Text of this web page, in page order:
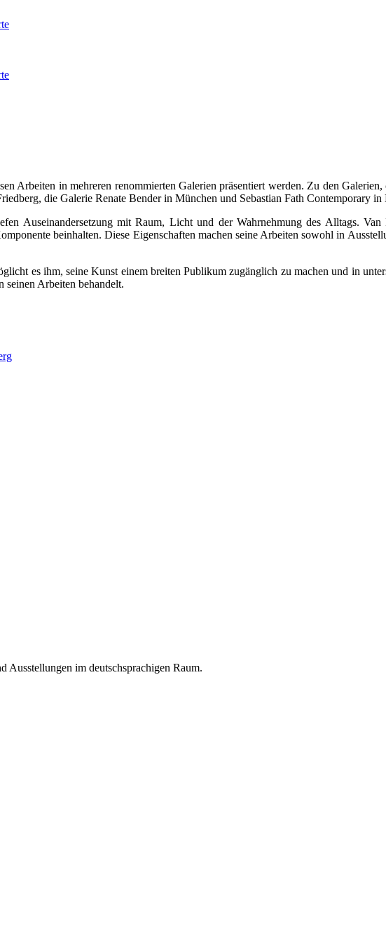
Arbeiten in mehreren renommierten Galerien präsentiert werden. Zu den
die Galerie Renate Bender in München und Sebastian Fath Contemporary in
Auseinandersetzung mit Raum, Licht und der Wahrnehmung des Alltags.
beinhalten. Diese Eigenschaften machen seine Arbeiten sowohl in
es ihm, seine Kunst einem breiten Publikum zugänglich zu machen und in
seinen Arbeiten behandelt.
Ausstellungen im deutschsprachigen Raum.